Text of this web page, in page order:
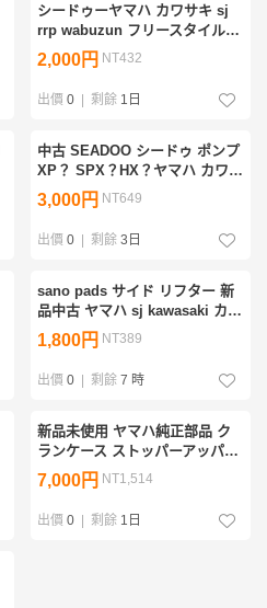
シードゥーヤマハ カワサキ sj
rrp wabuzun フリースタイル
mikuni ミクニキャブ 48パイ用
バタフライ2枚セット 中古美品
2,000円 NT432
出價 0 | 剩餘 1日
中古 SEADOO シードゥ ポンプ
XP？ SPX？HX？ヤマハ カワサ
キ フリースタイル レース フリ
ーライド BUN RRP FREE
STYLE
3,000円 NT649
出價 0 | 剩餘 3日
sano pads サイド リフター 新
品中古 ヤマハ sj kawasaki カワ
サキ 550 650 750 sx sxr フリー
スタイル フリーライド bun rrp
revolver
1,800円 NT389
出價 0 | 剩餘 7 時
新品未使用 ヤマハ純正部品 ク
ランケース ストッパーアッパー
マウント SJ700 fx rz フリース
タイル フリーライド wabuzun
BUN RRP revolver
7,000円 NT1,514
出價 0 | 剩餘 1日